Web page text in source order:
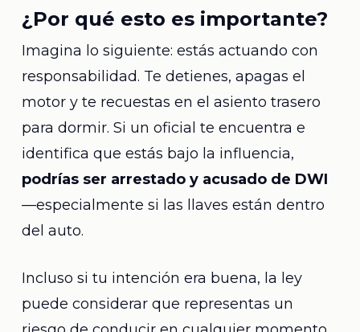
¿Por qué esto es importante?
Imagina lo siguiente: estás actuando con
responsabilidad. Te detienes, apagas el
motor y te recuestas en el asiento trasero
para dormir. Si un oficial te encuentra e
identifica que estás bajo la influencia,
podrías ser arrestado y acusado de DWI
—especialmente si las llaves están dentro
del auto.
Incluso si tu intención era buena, la ley
puede considerar que representas un